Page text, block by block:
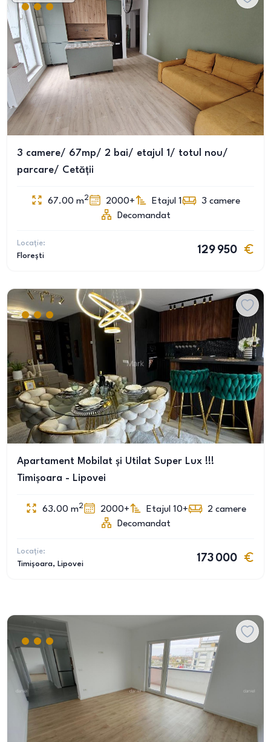
3 camere/ 67mp/ 2 bai/ etajul 1/ totul nou/
parcare/ Cetății
67.00 m2 2000+ Etajul 1 3 camere
Decomandat
Locație:
Florești
129 950
Apartament Mobilat și Utilat Super Lux !!!
Timișoara - Lipovei
63.00 m2 2000+ Etajul 10+ 2 camere
Decomandat
Locație:
Timișoara, Lipovei
173 000